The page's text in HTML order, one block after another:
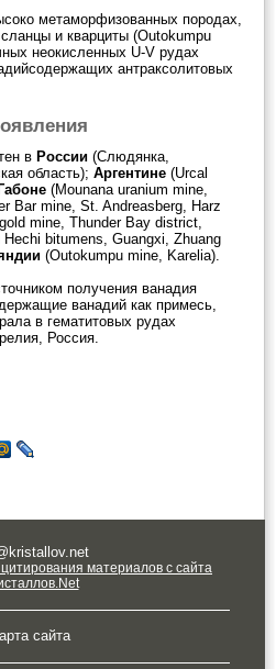
метаморфизованных породах,
и кварциты (Outokumpu
неокисленных U-V рудах
антраксолитовых
в России (Слюдянка,
область); Аргентине (Urcal
(Mounana uranium mine,
Bar mine, St. Andreasberg, Harz
mine, Thunder Bay district,
Hechi bitumens, Guangxi, Zhuang
(Outokumpu mine, Karelia).
получения ванадия
ванадий как примесь,
в гематитовых рудах
Россия.
материалов с сайта
сайта